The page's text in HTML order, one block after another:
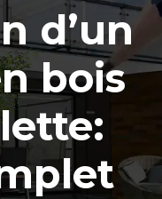
d’un
bois